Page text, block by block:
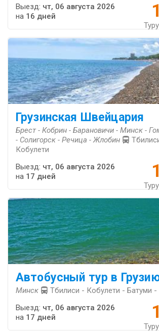
Выезд: чт, 06 августа 2026
на 16 дней
Грузинская Швейцария
Брест - Кобрин - Барановичи - Минск -
- Солигорск - Речица - Жлобин
Кобулети
Выезд: чт, 06 августа 2026
на 17 дней
Автобусный тур в
Минск Тбилиси - Кобулети - Батуми -
Выезд: чт, 06 августа 2026
на 17 дней